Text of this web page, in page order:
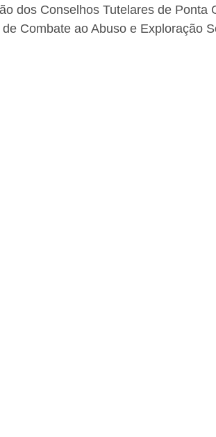
dos Conselhos Tutelares de Ponta
Combate ao Abuso e Exploração